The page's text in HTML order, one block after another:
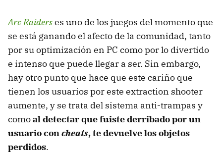
Arc Raiderses uno de los juegos del momento que
se está ganando el afecto de la comunidad, tanto
por su optimización en PC como por lo divertido
e intenso que puede llegar a ser. Sin embargo,
hay otro punto que hace que este cariño que
tienen los usuarios por este extraction shooter
aumente, y se trata del sistema anti-trampas y
comoal detectar que fuiste derribado por un
usuario concheats, te devuelve los objetos
perdidos.